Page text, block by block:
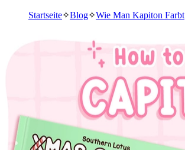
Startseite✧Blog✧Wie Man Kapiton Farbt